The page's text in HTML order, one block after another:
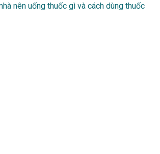
nên uống thuốc gì và cách dùng thuốc